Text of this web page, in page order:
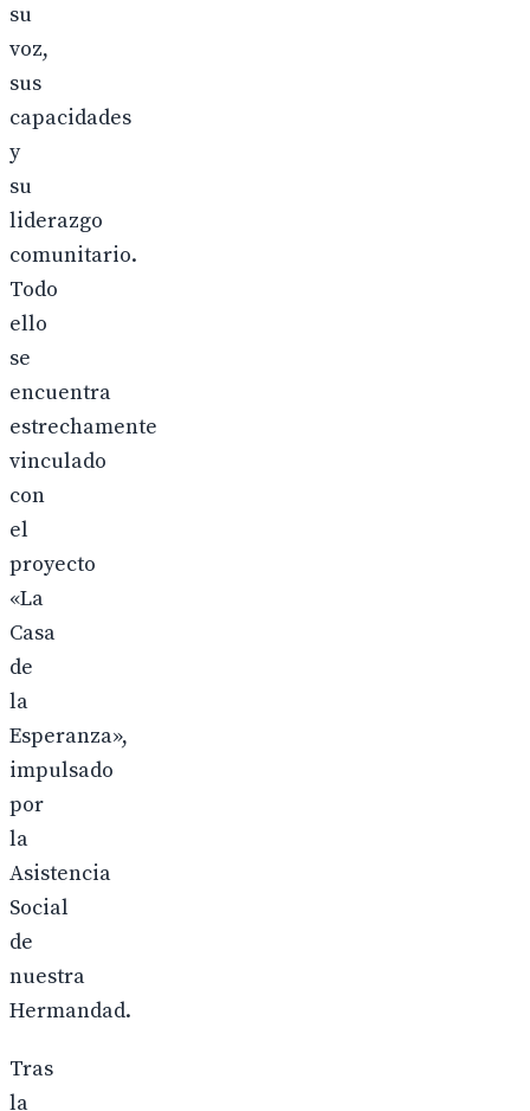
su
voz,
sus
capacidades
y
su
liderazgo
comunitario.
Todo
ello
se
encuentra
estrechamente
vinculado
con
el
proyecto
«La
Casa
de
la
Esperanza»,
impulsado
por
la
Asistencia
Social
de
nuestra
Hermandad.
Tras
la